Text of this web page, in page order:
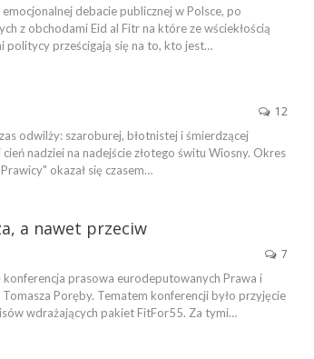
debacie publicznej w Polsce, po
z obchodami Eid al Fitr na które ze wściekłością
politycy prześcigają się na to, kto jest…
12
odwilży: szaroburej, błotnistej i śmierdzącej
nadziei na nadejście złotego świtu Wiosny. Okres
okazał się czasem…
a nawet przeciw
7
prasowa eurodeputowanych Prawa i
Poręby. Tematem konferencji było przyjęcie
wdrażających pakiet FitFor55. Za tymi…